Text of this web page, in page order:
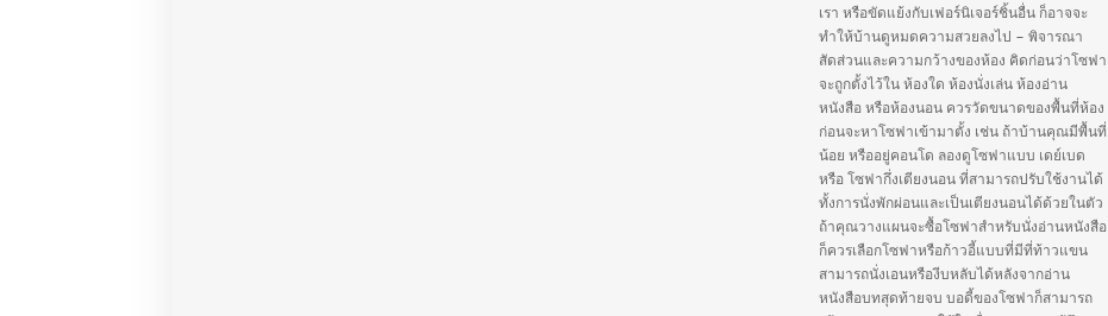
เรา หรือขัดแย้งกับเฟอร์นิเจอร์ชิ้นอื่น ก็อาจจะ
ทำให้บ้านดูหมดความสวยลงไป – พิจารณา
สัดส่วนและความกว้างของห้อง คิดก่อนว่าโซฟา
จะถูกตั้งไว้ใน ห้องใด ห้องนั่งเล่น ห้องอ่าน
หนังสือ หรือห้องนอน ควรวัดขนาดของพื้นที่ห้อง
ก่อนจะหาโซฟาเข้ามาตั้ง เช่น ถ้าบ้านคุณมีพื้นที่
น้อย หรืออยู่คอนโด ลองดูโซฟาแบบ เดย์เบด
หรือ โซฟากึ่งเตียงนอน ที่สามารถปรับใช้งานได้
ทั้งการนั่งพักผ่อนและเป็นเตียงนอนได้ด้วยในตัว
ถ้าคุณวางแผนจะซื้อโซฟาสำหรับนั่งอ่านหนังสือ
ก็ควรเลือกโซฟาหรือก้าวอี้แบบที่มีที่ท้าวแขน
สามารถนั่งเอนหรืองีบหลับได้หลังจากอ่าน
หนังสือบทสุดท้ายจบ บอดี้ของโซฟาก็สามารถ